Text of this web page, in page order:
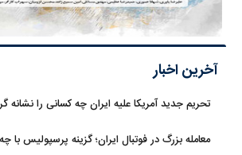
آخرین اخبار
تحریم جدید آمریکا علیه ایران چه کسانی را
معامله بزرگ در فوتبال ایران؛ گزینه پرسپولیس